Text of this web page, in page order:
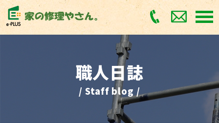
職人日誌
/ Staff blog /